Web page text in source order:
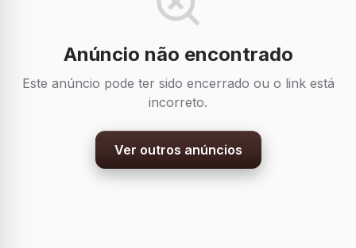
Anúncio não encontrado
Este anúncio pode ter sido encerrado ou o link está
incorreto.
Ver outros anúncios